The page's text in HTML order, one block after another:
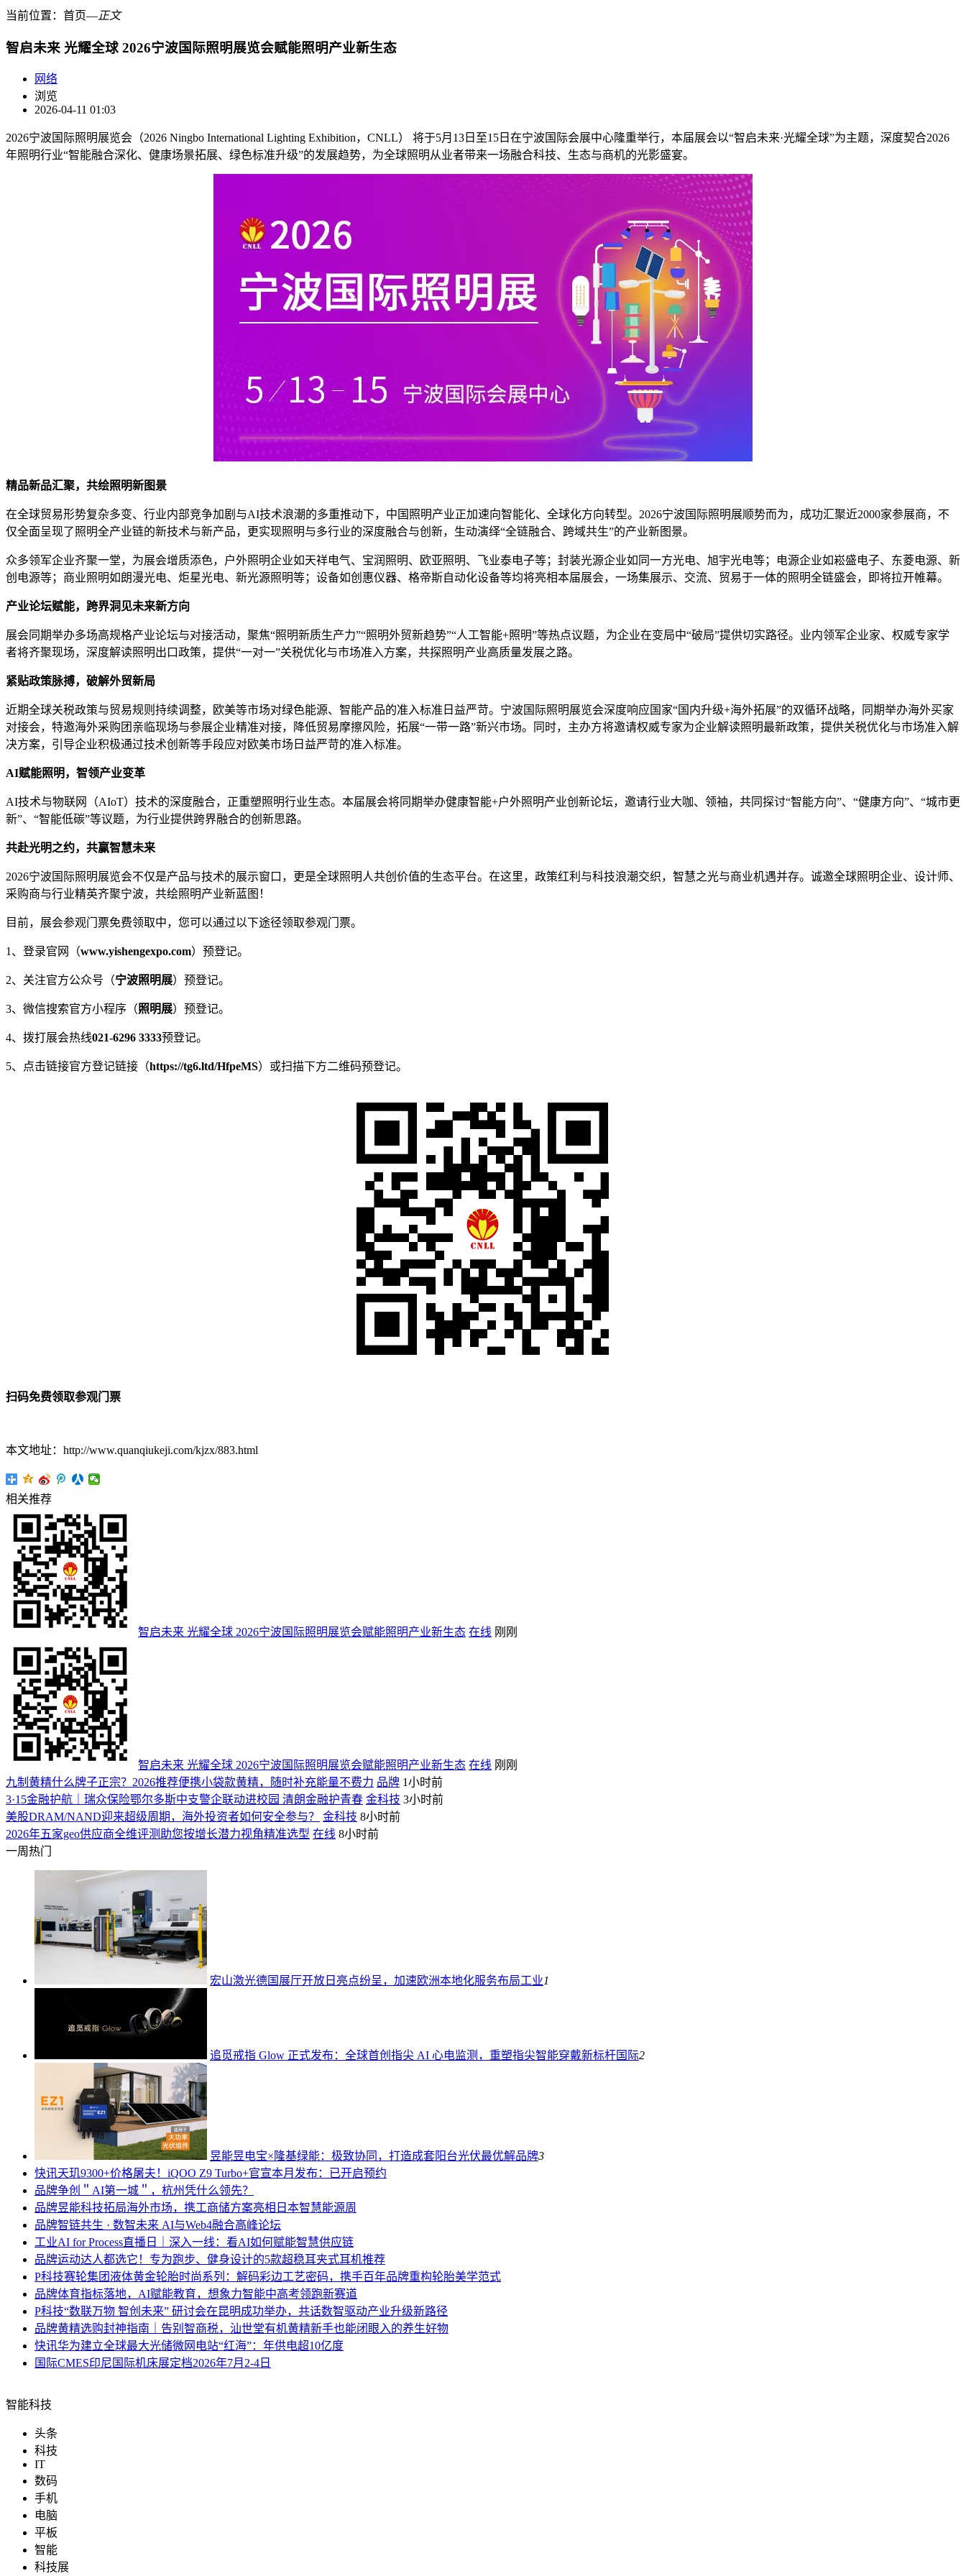
当前位置： 首页―正文
智启未来 光耀全球 2026宁波国际照明展览会赋能照明产业新生态
网络
浏览
2026-04-11 01:03
‌2026宁波国际照明展览会（2026 Ningbo International Lighting Exhibition，CNLL） 将于5月13日至15日在宁波国际会展中心隆重举行，本届展会以“智启未来·光耀全球”为主题，深度契合2026
年照明行业“智能融合深化、健康场景拓展、绿色标准升级”的发展趋势，为全球照明从业者带来一场融合科技、生态与商机的光影盛宴。
精品新品汇聚，共绘照明新图景
在全球贸易形势复杂多变、行业内部竞争加剧与AI技术浪潮的多重推动下，中国照明产业正加速向智能化、全球化方向转型。2026宁波国际照明展顺势而为，成功汇聚近2000家参展商，不
仅全面呈现了照明全产业链的新技术与新产品，更实现照明与多行业的深度融合与创新，生动演绎“全链融合、跨域共生”的产业新图景。
众多领军企业齐聚一堂，为展会增质添色，户外照明企业如天祥电气、宝润照明、欧亚照明、飞业泰电子等；封装光源企业如同一方光电、旭宇光电等；电源企业如崧盛电子、东菱电源、新
创电源等；商业照明如朗漫光电、炬星光电、新光源照明等；设备如创惠仪器、格帝斯自动化设备等均将亮相本届展会，一场集展示、交流、贸易于一体的照明全链盛会，即将拉开帷幕。
产业‌论坛赋能，跨界洞见未来新方向
展会同期举办多场高规格产业论坛与对接活动，聚焦“照明新质生产力”“照明外贸新趋势”“人工智能+照明”等热点议题，为企业在变局中“破局”提供切实路径。业内领军企业家、权威专家学
者将齐聚现场，深度解读照明出口政策，提供“一对一”关税优化与市场准入方案，共探照明产业高质量发展之路。
紧贴政策脉搏，破解外贸新局
近期全球关税政策与贸易规则持续调整，欧美等市场对绿色能源、智能产品的准入标准日益严苛。宁波国际照明展览会深度响应国家“国内升级+海外拓展”的双循环战略，同期举办海外买家
对接会，特邀海外采购团亲临现场与参展企业精准对接，降低贸易摩擦风险，拓展“一带一路”新兴市场。同时，主办方将邀请权威专家为企业解读照明最新政策，提供关税优化与市场准入解
决方案，引导企业积极通过技术创新等手段应对欧美市场日益严苛的准入标准。
‌AI赋能照明，智领产业变革
AI技术与物联网（AIoT）技术的深度融合，正重塑照明行业生态。本届展会将同期举办健康智能+户外照明产业创新论坛，邀请行业大咖、领袖，共同探讨‌“智能方向”‌、‌“健康方向”‌、‌“城市更
新”‌、‌“智能低碳”‌等议题，为行业提供跨界融合的创新思路。
共赴光明之约，共赢智慧未来
2026宁波国际照明展览会不仅是产品与技术的展示窗口，更是全球照明人共创价值的生态平台。在这里，政策红利与科技浪潮交织，智慧之光与商业机遇并存。诚邀全球照明企业、设计师、
采购商与行业精英齐聚宁波，共绘照明产业新蓝图！
目前，展会参观门票免费领取中，您可以通过以下途径领取参观门票。
1、登录官网（www.yishengexpo.com）预登记。
2、关注官方公众号（宁波照明展）预登记。
3、微信搜索官方小程序（照明展）预登记。
4、拨打展会热线021-6296 3333预登记。
5、点击链接官方登记链接（https://tg6.ltd/HfpeMS）或扫描下方二维码预登记。
扫码免费领取参观门票
本文地址：http://www.quanqiukeji.com/kjzx/883.html
相关推荐
智启未来 光耀全球 2026宁波国际照明展览会赋能照明产业新生态 在线 刚刚
智启未来 光耀全球 2026宁波国际照明展览会赋能照明产业新生态 在线 刚刚
九制黄精什么牌子正宗？2026推荐便携小袋款黄精，随时补充能量不费力 品牌 1小时前
3·15金融护航｜瑞众保险鄂尔多斯中支警企联动进校园 清朗金融护青春 金科技 3小时前
美股DRAM/NAND迎来超级周期，海外投资者如何安全参与？
金科技 8小时前
2026年五家geo供应商全维评测助您按增长潜力视角精准选型 在线 8小时前
一周热门
宏山激光德国展厅开放日亮点纷呈，加速欧洲本地化服务布局工业1
追觅戒指 Glow 正式发布：全球首创指尖 AI 心电监测，重塑指尖智能穿戴新标杆国际2
昱能昱电宝×隆基绿能：极致协同，打造成套阳台光伏最优解品牌3
快讯天玑9300+价格屠夫！iQOO Z9 Turbo+官宣本月发布：已开启预约
品牌争创＂AI第一城＂，杭州凭什么领先？
品牌昱能科技拓局海外市场，携工商储方案亮相日本智慧能源周
品牌智链共生 · 数智未来 AI与Web4融合高峰论坛
工业AI for Process直播日｜深入一线：看AI如何赋能智慧供应链
品牌运动达人都选它！专为跑步、健身设计的5款超稳耳夹式耳机推荐
P科技赛轮集团液体黄金轮胎时尚系列：解码彩边工艺密码，携手百年品牌重构轮胎美学范式
品牌体育指标落地，AI赋能教育，想象力智能中高考领跑新赛道
P科技“数联万物 智创未来” 研讨会在昆明成功举办，共话数智驱动产业升级新路径
品牌黄精选购封神指南｜告别智商税，汕世堂有机黄精新手也能闭眼入的养生好物
快讯华为建立全球最大光储微网电站“红海”：年供电超10亿度
国际CMES印尼国际机床展定档2026年7月2-4日
智能科技
头条
科技
IT
数码
手机
电脑
平板
智能
科技展